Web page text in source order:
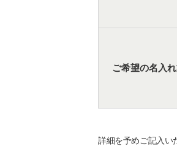
ご希望の名入
詳細を予めご記入い